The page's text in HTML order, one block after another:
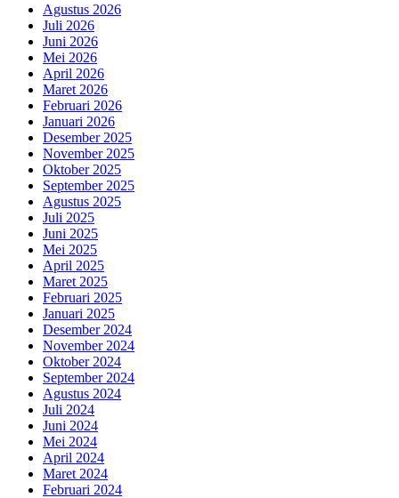
Agustus 2026
Juli 2026
Juni 2026
Mei 2026
April 2026
Maret 2026
Februari 2026
Januari 2026
Desember 2025
November 2025
Oktober 2025
September 2025
Agustus 2025
Juli 2025
Juni 2025
Mei 2025
April 2025
Maret 2025
Februari 2025
Januari 2025
Desember 2024
November 2024
Oktober 2024
September 2024
Agustus 2024
Juli 2024
Juni 2024
Mei 2024
April 2024
Maret 2024
Februari 2024